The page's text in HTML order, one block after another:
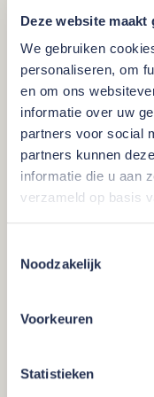
Deze website
We gebruiken
personaliseren, om
en om ons
informatie over uw
partners voor social
partners kunnen
informatie die u aan
verzameld op basis
Noodzakelijk
Voorkeuren
Statistieken
Voor het realiseren
generaties lang met
volledige breedte naar